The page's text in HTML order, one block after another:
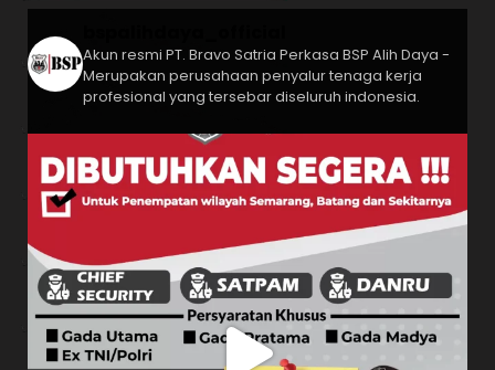
Akun resmi PT. Bravo Satria Perkasa BSP Alih Daya -
Merupakan perusahaan penyalur tenaga kerja
profesional yang tersebar diseluruh indonesia.